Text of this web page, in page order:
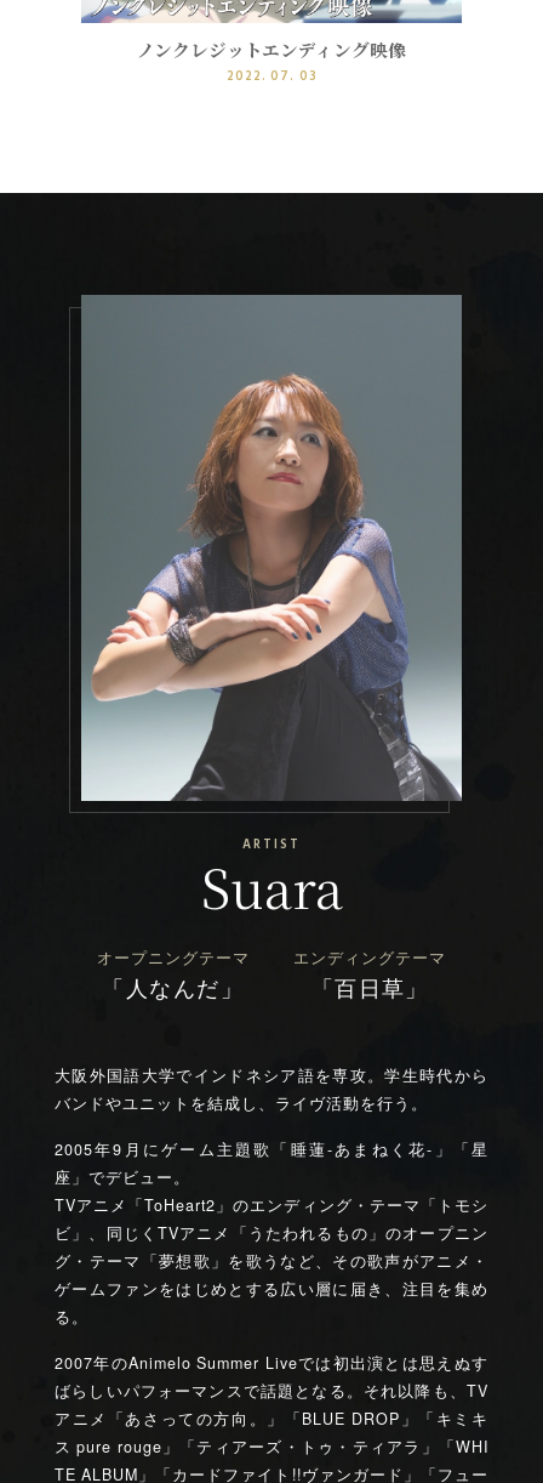
ノンクレジットオープニング映像
2022. 07. 03
ARTIST
Suara
オープニングテーマ
「人なんだ」
エンディングテーマ
「百日草」
大阪外国語大学でインドネシア語を専攻。学生時代から
バンドやユニットを結成し、ライヴ活動を行う。
2005年9月にゲーム主題歌「睡蓮-あまねく花-」「星
座」でデビュー。
TVアニメ「ToHeart2」のエンディング・テーマ「トモシ
ビ」、同じくTVアニメ「うたわれるもの」のオープニン
グ・テーマ「夢想歌」を歌うなど、その歌声がアニメ・
ゲームファンをはじめとする広い層に届き、注目を集め
る。
2007年のAnimelo Summer Liveでは初出演とは思えぬす
ばらしいパフォーマンスで話題となる。それ以降も、TV
アニメ「あさっての方向。」「BLUE DROP」「キミキ
ス pure rouge」「ティアーズ・トゥ・ティアラ」「WHI
TE ALBUM」「カードファイト!!ヴァンガード」「フュー